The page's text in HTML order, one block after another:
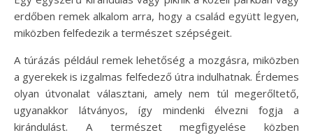
erdőben remek alkalom arra, hogy a család együtt legyen,
miközben felfedezik a természet szépségeit.
A túrázás például remek lehetőség a mozgásra, miközben
a gyerekek is izgalmas felfedező útra indulhatnak. Érdemes
olyan útvonalat választani, amely nem túl megerőltető,
ugyanakkor látványos, így mindenki élvezni fogja a
kirándulást. A természet megfigyelése közben